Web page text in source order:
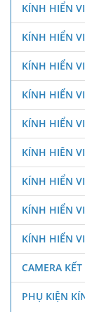
KÍNH HIỂN
KÍNH HIỂN
KÍNH HIỂN
KÍNH HIỂN
KÍNH HIỂN
KÍNH HIÊN
KÍNH HIỂN
KÍNH HIỂN
KÍNH HIỂN
CAMERA
PHỤ KIỆN